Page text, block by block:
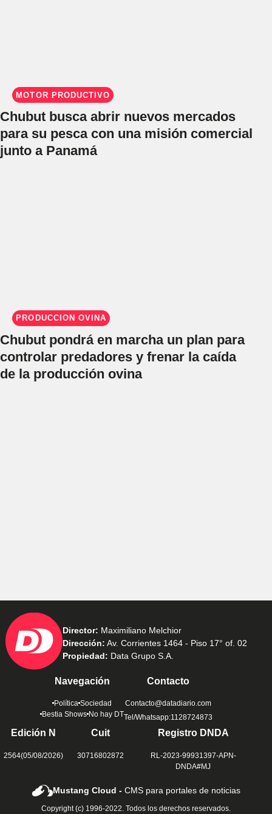
MOTOR PRODUCTIVO
Chubut busca abrir nuevos mercados
para su pesca con una misión comercial
junto a Panamá
PRODUCCIÓN OVINA
Chubut pondrá en marcha un plan para
controlar predadores y frenar la caída
de la producción ovina
Director: Maximiliano Melchior
Dirección: Av. Corrientes 1464 - Piso 17° of. 02
Propiedad: Data Grupo S.A.
Navegación
Política Sociedad
Bestia Shows No hay DT
Contacto
Contacto@datadiario.com
Tel/Whatsapp:1128724873
Edición N
2564(05/08/2026)
Cuit
30716802872
Registro DNDA
RL-2023-99931397-APN-
DNDA#MJ
Mustang Cloud -CMS para portales de noticias
Copyright (c) 1996-2022. Todos los derechos reservados.